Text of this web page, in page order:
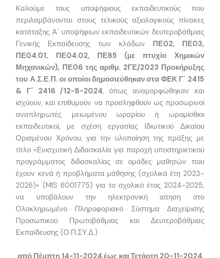
υποψήφιων
διδασκόντων
στην
Ενισχυτική
Διδασκαλία
για
το
σχολικό
έτος
2024-
2025
Καλούμε τους υποψήφιους εκπαιδευτικούς που
περιλαμβάνονται στους τελικούς αξιολογικούς πίνακες
κατάταξης Α΄ υποψήφιων εκπαιδευτικών δευτεροβάθμιας
Γενικής Εκπαίδευσης των κλάδων ΠΕ02, ΠΕ03,
ΠΕ04.01, ΠΕ04.02, ΠΕ85 (με πτυχίο Χημικών
Μηχανικών), ΠΕ06 της αριθμ. 2ΓΕ/2023 Προκήρυξης
του Α.Σ.Ε.Π. οι οποίοι δημοσιεύθηκαν στα ΦΕΚ Γ΄ 2415
& Γ΄ 2416 /12-8-2024, όπως αναμορφώθηκαν και
ισχύουν, και επιθυμούν να προσληφθούν ως προσωρινοί
αναπληρωτές μειωμένου ωραρίου ή ωρομίσθιοι
εκπαιδευτικοί, με σχέση εργασίας Ιδιωτικού Δικαίου
Ορισμένου Χρόνου, για την υλοποίηση της πράξης με
τίτλο «Ενισχυτική Διδασκαλία για παροχή υποστηρικτικού
προγράμματος διδασκαλίας σε ομάδες μαθητών που
έχουν κενά ή προβλήματα μάθησης (σχολικά έτη 2023-
2026)» (MIS 6001775) για το σχολικό έτος 2024-2025,
να υποβάλουν την ηλεκτρονική αίτηση στο
Ολοκληρωμένο Πληροφοριακό Σύστημα Διαχείρισης
Προσωπικού Πρωτοβάθμιας και Δευτεροβάθμιας
Εκπαίδευσης (Ο.Π.ΣΥ.Δ.)
στην
Ενισχυτική
Διδασκαλία
για
το
σχολικό
έτος
2024_2025